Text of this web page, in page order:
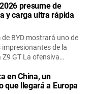
presume de
y carga ultra rápida
BYD mostrará uno de
impresionantes de la
Z9 GT La ofensiva…
en China, un
que llegará a Europa